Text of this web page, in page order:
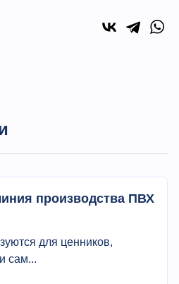
производства ПВХ
для ценников,
сам...